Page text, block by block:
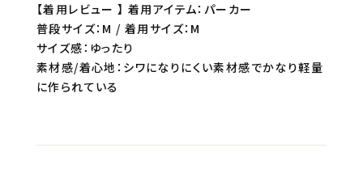
【着用レビュー 】 着用アイテム：パーカー
普段サイズ：M / 着用サイズ：M
サイズ感：ゆったり
素材感/着心地：シワになりにくい素材感でかなり軽量
に作られている